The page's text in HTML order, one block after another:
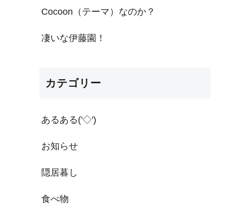
Cocoon（テーマ）なのか？
凄いな伊藤園！
カテゴリー
あるある('◇')ゞ
お知らせ
隠居暮し
食べ物